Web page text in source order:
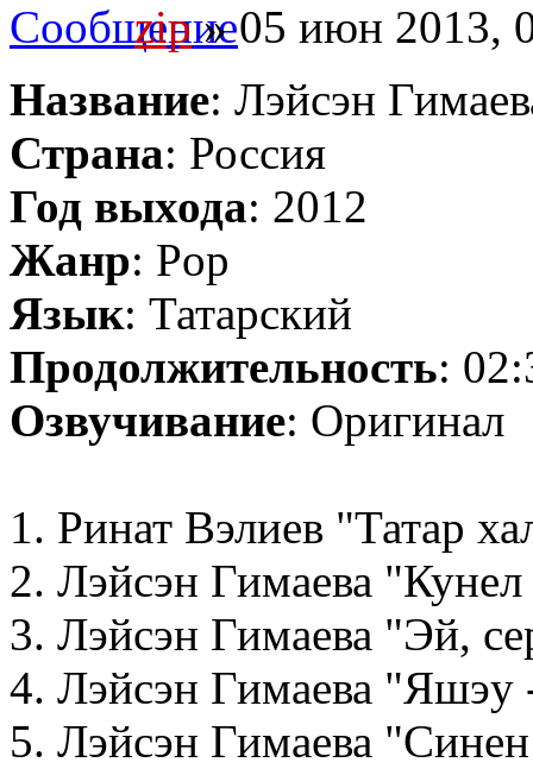
zip» 05 июн 2013,
Название: Лэйсэн
Страна: Россия
Год выхода: 2012
Жанр: Pop
Язык: Татарский
Продолжительность:
Озвучивание: Оригинал
1. Ринат Вэлиев "Татар
2. Лэйсэн Гимаева "Кунел
3. Лэйсэн Гимаева "Эй,
4. Лэйсэн Гимаева "Яшэу
5. Лэйсэн Гимаева